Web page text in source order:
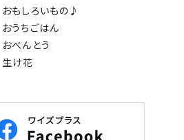
おもしろいもの♪
おうちごはん
おべんとう
生け花